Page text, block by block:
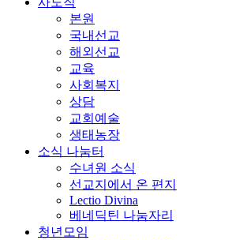
본원
국내선교
해외선교
교육
사회복지
상담
교회예술
생태농장
소식 나눔터
수녀원 소식
선교지에서 온 편지
Lectio Divina
베네딕틴 나눔자리
청년모임